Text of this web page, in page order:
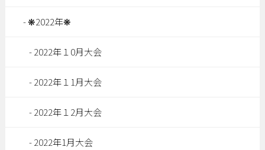
❋2022年❋
2022年１0月大会
2022年１1月大会
2022年１2月大会
2022年1月大会